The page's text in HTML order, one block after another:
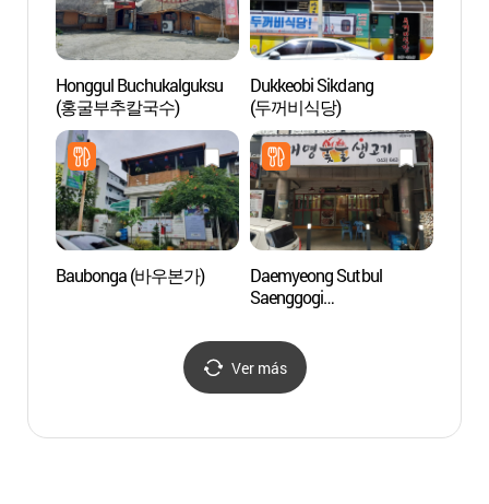
Honggul Buchukalguksu
(홍굴부추칼국수)
Dukkeobi Sikdang
(두꺼비식당)
Baubonga (바우본가)
Daemyeong Sutbul
Saenggogi
Ver más